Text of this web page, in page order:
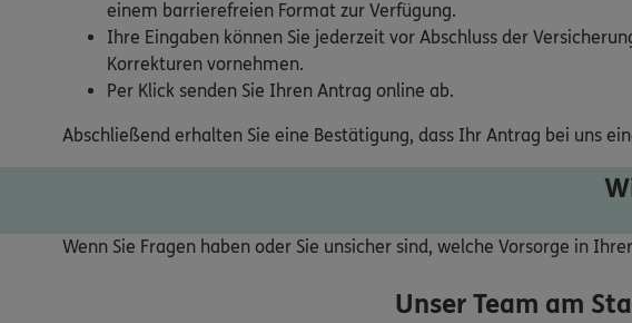
einem barrierefreien Format zur Verfügung.
Ihre Eingaben können Sie jederzeit vor Abschluss der
Korrekturen vornehmen.
Per Klick senden Sie Ihren Antrag online ab.
Abschließend erhalten Sie eine Bestätigung, dass Ihr Antrag bei uns
Wenn Sie Fragen haben oder Sie unsicher sind, welche Vorsorge in
Unser Team am